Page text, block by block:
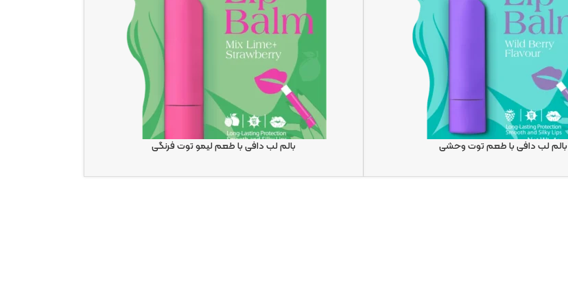
بالم لب دافی با طعم توت وحشی بالم لب دافی با طعم لیمو توت فرنگی